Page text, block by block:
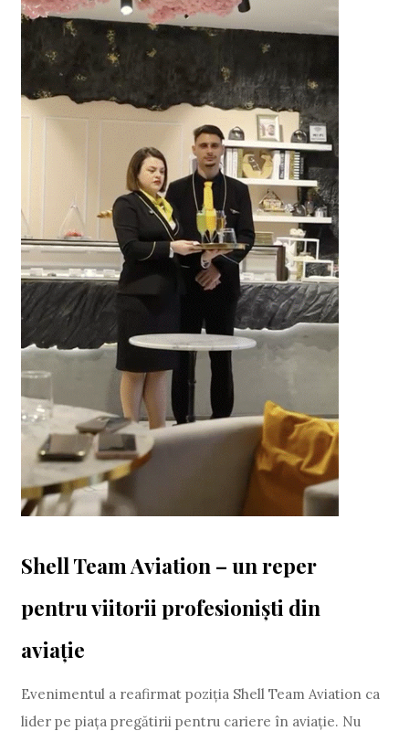
Shell Team Aviation – un reper
pentru viitorii profesioniști din
aviație
Evenimentul a reafirmat poziția Shell Team Aviation ca
lider pe piața pregătirii pentru cariere în aviație. Nu